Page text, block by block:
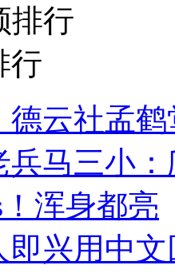
排行
行
德云社孟
马三小
浑身都亮
即兴用中